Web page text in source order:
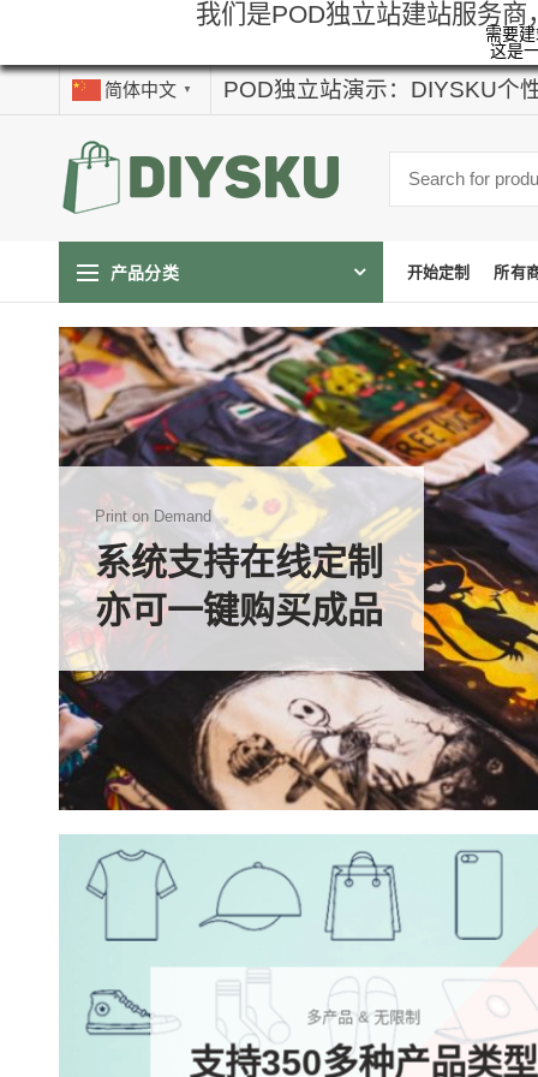
我们是POD独立站建站服务
需要
这是
简体中文 ▼ POD独立站演示：DIYSKU个
产品分类 开始定制 所有
Print on Demand
系统支持在线定制
亦可一键购买成品
多产品 & 无限制
支持350多种产品类型